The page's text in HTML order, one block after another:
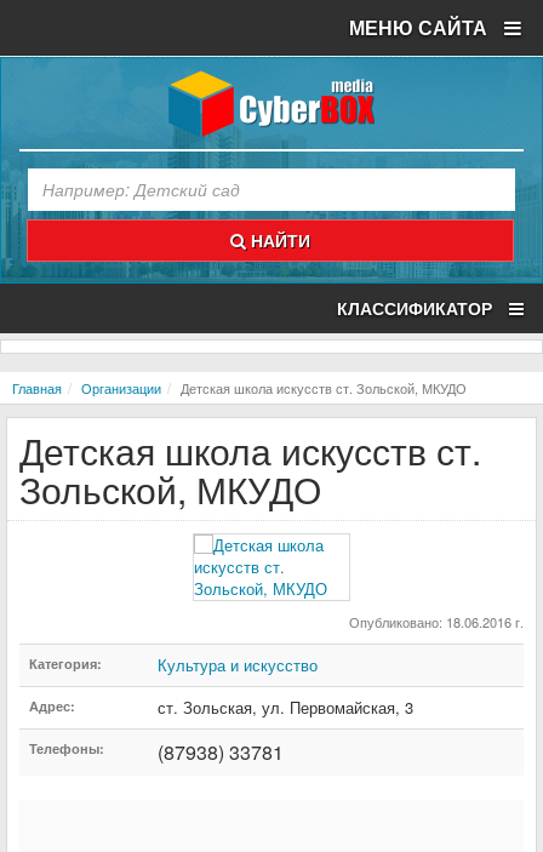
МЕНЮ САЙТА
НАЙТИ
КЛАССИФИКАТОР
Главная Организации Детская школа искусств ст. Зольской, МКУДО
Детская школа искусств ст.
Зольской, МКУДО
Опубликовано: 18.06.2016 г.
Категория: Культура и искусство
Адрес: ст. Зольская, ул. Первомайская, 3
Телефоны: (87938) 33781